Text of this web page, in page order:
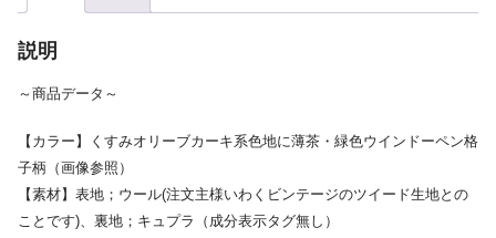
説明
～商品データ～
【カラー】くすみオリーブカーキ系色地に薄茶・緑色ウインドーペン格
子柄（画像参照）
【素材】表地；ウール(注文主様いわくビンテージのツイード生地との
ことです)、裏地；キュプラ（成分表示タグ無し）